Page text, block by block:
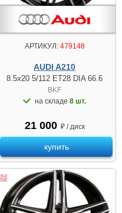
АРТИКУЛ:479148
AUDI A210
8.5x20 5/112 ET28 DIA 66.6
BKF
на складе 8 шт.
21 000 ₽ / диск
купить